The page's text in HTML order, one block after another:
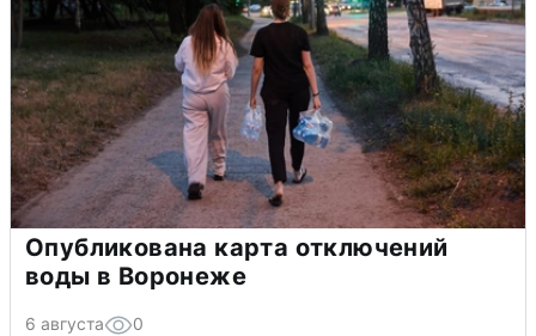
Опубликована карта отключений
воды в Воронеже
6 августа 0